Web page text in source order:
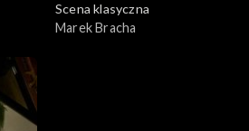
Scena klasyczna
Marek Bracha